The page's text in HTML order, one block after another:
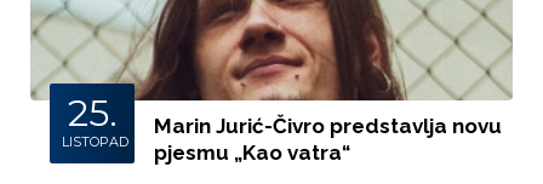
25.
LISTOPAD
Marin Jurić-Čivro predstavlja novu
pjesmu „Kao vatra“